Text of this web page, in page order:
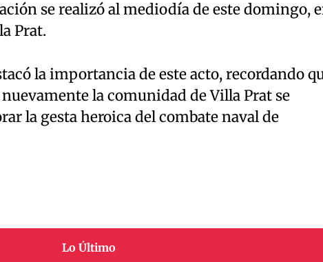
se realizó al mediodía de este domingo,
Prat.
la importancia de este acto, recordando
la comunidad de Villa Prat se
la gesta heroica del combate naval de
Lo Último